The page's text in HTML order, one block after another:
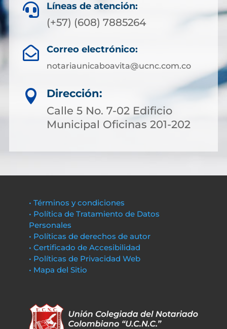
 Líneas de atención:
(+57) (608) 7885264
 Correo electrónico:
notariaunicaboavita@ucnc.com.co

Dirección:
Calle 5 No. 7-02 Edificio
Municipal Oficinas 201-202
• Términos y condiciones
• Política de Tratamiento de Datos
Personales
• Políticas de derechos de autor
• Certificado de Accesibilidad
• Políticas de Privacidad Web
• Mapa del Sitio